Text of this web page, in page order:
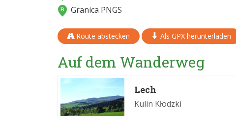
Granica PNGS
Route abstecken Als GPX herunterladen
Auf dem Wanderweg
Lech
Kulin Kłodzki